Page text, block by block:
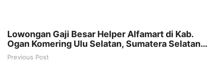
Lowongan Gaji Besar Helper Alfamart di Kab.
Ogan Komering Ulu Selatan, Sumatera Selatan
Terbaru Tahun 2025
Previous Post